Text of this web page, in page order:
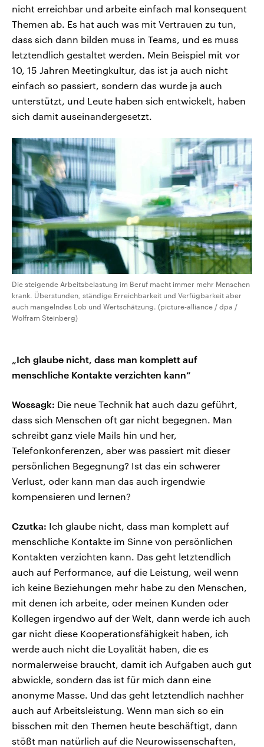
nicht erreichbar und arbeite einfach mal konsequent
Themen ab. Es hat auch was mit Vertrauen zu tun,
dass sich dann bilden muss in Teams, und es muss
letztendlich gestaltet werden. Mein Beispiel mit vor
10, 15 Jahren Meetingkultur, das ist ja auch nicht
einfach so passiert, sondern das wurde ja auch
unterstützt, und Leute haben sich entwickelt, haben
sich damit auseinandergesetzt.
Die steigende Arbeitsbelastung im Beruf macht immer mehr Menschen
krank. Überstunden, ständige Erreichbarkeit und Verfügbarkeit aber
auch mangelndes Lob und Wertschätzung. (picture-alliance / dpa /
Wolfram Steinberg)
„Ich glaube nicht, dass man komplett auf
menschliche Kontakte verzichten kann“
Wossagk: Die neue Technik hat auch dazu geführt,
dass sich Menschen oft gar nicht begegnen. Man
schreibt ganz viele Mails hin und her,
Telefonkonferenzen, aber was passiert mit dieser
persönlichen Begegnung? Ist das ein schwerer
Verlust, oder kann man das auch irgendwie
kompensieren und lernen?
Czutka: Ich glaube nicht, dass man komplett auf
menschliche Kontakte im Sinne von persönlichen
Kontakten verzichten kann. Das geht letztendlich
auch auf Performance, auf die Leistung, weil wenn
ich keine Beziehungen mehr habe zu den Menschen,
mit denen ich arbeite, oder meinen Kunden oder
Kollegen irgendwo auf der Welt, dann werde ich auch
gar nicht diese Kooperationsfähigkeit haben, ich
werde auch nicht die Loyalität haben, die es
normalerweise braucht, damit ich Aufgaben auch gut
abwickle, sondern das ist für mich dann eine
anonyme Masse. Und das geht letztendlich nachher
auch auf Arbeitsleistung. Wenn man sich so ein
bisschen mit den Themen heute beschäftigt, dann
stößt man natürlich auf die Neurowissenschaften,